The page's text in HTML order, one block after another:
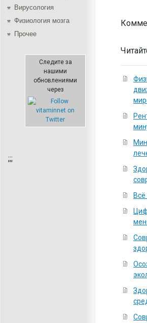
Вирусология
Физиология мозга
Прочее
Следите за
нашими
обновлениями
через
;;;